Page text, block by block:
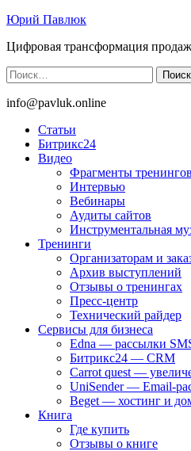
Юрий Павлюк
Цифровая трансформация
Найти:
info@pavluk.online
Статьи
Битрикс24
Видео
Фрагменты
Интервью
Вебинары
Аудиты сайтов
Инструментальная
Тренинги
Организаторам и
Архив выступлений
Отзывы о тренингах
Пресс-центр
Технический райдер
Сервисы для бизнеса
Edna — рассылки
Битрикс24 — CRM
Carrot quest —
UniSender — Email-
Beget — хостинг и
Книга
Где купить
Отзывы о книге